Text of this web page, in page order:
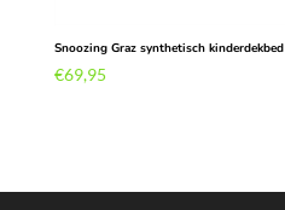
Snoozing Graz synthetisch kinderdekbed
€69,95